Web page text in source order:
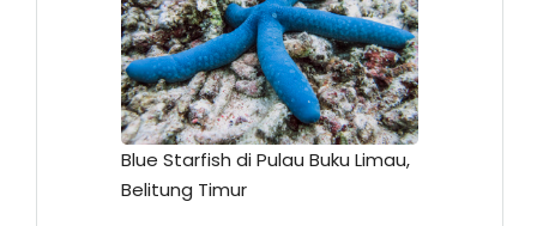
Blue Starfish di Pulau Buku Limau,
Belitung Timur